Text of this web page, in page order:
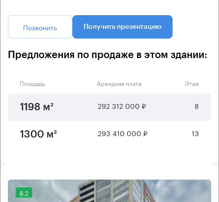
Позвонить Получить презентацию
Предложения по продаже в этом здании:
Площадь Арендная плата Этаж
1198 м² 292 312 000 ₽ 8
1300 м² 293 410 000 ₽ 13
8.2